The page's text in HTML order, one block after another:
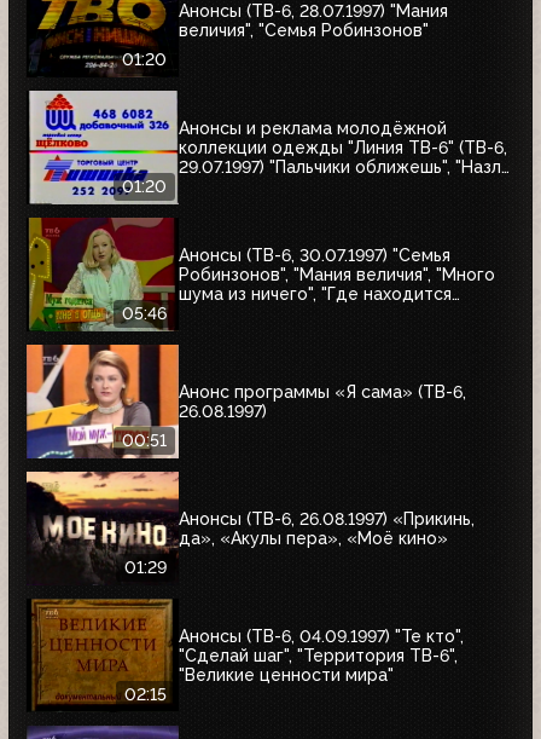
01:20
Анонсы (ТВ-6, 28.07.1997) "Мания
величия", "Семья Робинзонов"
01:20
Анонсы и реклама молодёжной
коллекции одежды "Линия ТВ-6" (ТВ-6,
29.07.1997) "Пальчики оближешь", "Назло
05:46
Анонсы (ТВ-6, 30.07.1997) "Семья
Робинзонов", "Мания величия", "Много
шума из ничего", "Где находится
00:51
Анонс программы «Я сама» (ТВ-6,
26.08.1997)
01:29
Анонсы (ТВ-6, 26.08.1997) «Прикинь,
да», «Акулы пера», «Моё кино»
02:15
Анонсы (ТВ-6, 04.09.1997) "Те кто",
"Сделай шаг", "Территория ТВ-6",
"Великие ценности мира"